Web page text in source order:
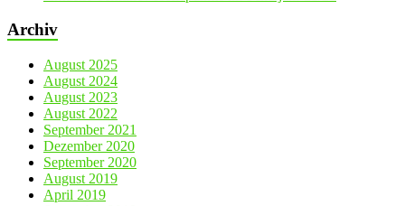
Archiv
August 2025
August 2024
August 2023
August 2022
September 2021
Dezember 2020
September 2020
August 2019
April 2019